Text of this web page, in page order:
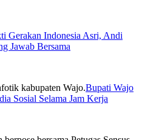
Gerakan Indonesia Asri, Andi
Jawab Bersama
Bupati Wajo
Sosial Selama Jam Kerja